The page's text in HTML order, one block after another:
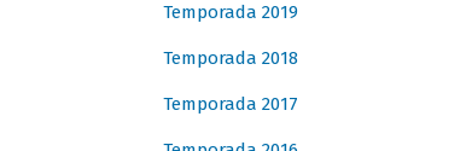
Temporada 2019
Temporada 2018
Temporada 2017